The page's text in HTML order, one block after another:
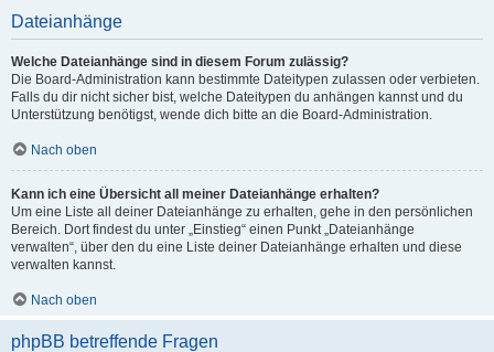
Dateianhänge
Welche Dateianhänge sind in diesem Forum zulässig?
Die Board-Administration kann bestimmte Dateitypen zulassen oder verbieten.
Falls du dir nicht sicher bist, welche Dateitypen du anhängen kannst und du
Unterstützung benötigst, wende dich bitte an die Board-Administration.
Nach oben
Kann ich eine Übersicht all meiner Dateianhänge erhalten?
Um eine Liste all deiner Dateianhänge zu erhalten, gehe in den persönlichen
Bereich. Dort findest du unter „Einstieg“ einen Punkt „Dateianhänge
verwalten“, über den du eine Liste deiner Dateianhänge erhalten und diese
verwalten kannst.
Nach oben
phpBB betreffende Fragen